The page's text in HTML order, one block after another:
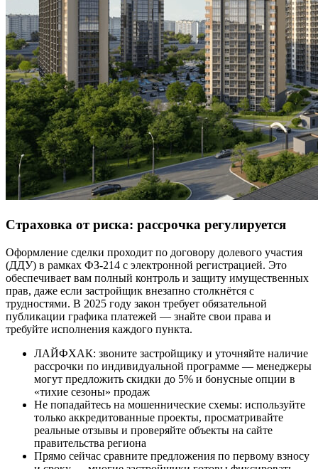
Страховка от риска: рассрочка регулируется
Оформление сделки проходит по договору долевого участия
(ДДУ) в рамках ФЗ-214 с электронной регистрацией. Это
обеспечивает вам полный контроль и защиту имущественных
прав, даже если застройщик внезапно столкнётся с
трудностями. В 2025 году закон требует обязательной
публикации графика платежей — знайте свои права и
требуйте исполнения каждого пункта.
ЛАЙФХАК: звоните застройщику и уточняйте наличие
рассрочки по индивидуальной программе — менеджеры
могут предложить скидки до 5% и бонусные опции в
«тихие сезоны» продаж
Не попадайтесь на мошеннические схемы: используйте
только аккредитованные проекты, просматривайте
реальные отзывы и проверяйте объекты на сайте
правительства региона
Прямо сейчас сравните предложения по первому взносу